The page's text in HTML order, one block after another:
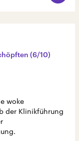
(6/10)
woke
der Klinikführung